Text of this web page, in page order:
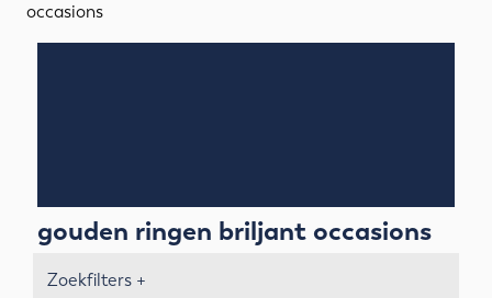
occasions
gouden ringen briljant occasions
Zoekfilters +